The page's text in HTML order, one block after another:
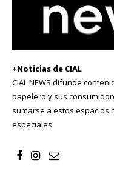
+Noticias de CIAL
CIAL NEWS difunde
papelero y sus
sumarse a estos espacios
especiales.